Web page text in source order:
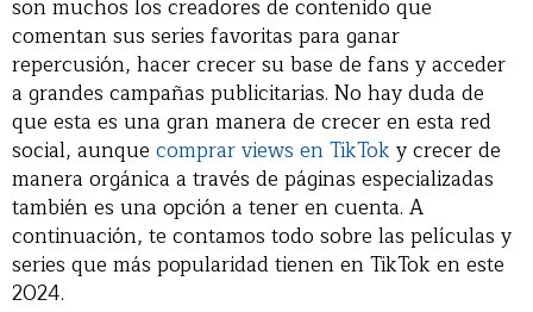
son muchos los creadores de contenido que
comentan sus series favoritas para ganar
repercusión, hacer crecer su base de fans y acceder
a grandes campañas publicitarias. No hay duda de
que esta es una gran manera de crecer en esta red
social, aunque comprar views en TikTok y crecer de
manera orgánica a través de páginas especializadas
también es una opción a tener en cuenta. A
continuación, te contamos todo sobre las películas y
series que más popularidad tienen en TikTok en este
2024.